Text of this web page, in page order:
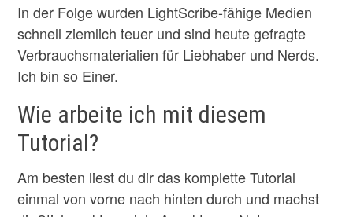
In der Folge wurden LightScribe-fähige Medien
schnell ziemlich teuer und sind heute gefragte
Verbrauchsmaterialien für Liebhaber und Nerds.
Ich bin so Einer.
Wie arbeite ich mit diesem
Tutorial?
Am besten liest du dir das komplette Tutorial
einmal von vorne nach hinten durch und machst